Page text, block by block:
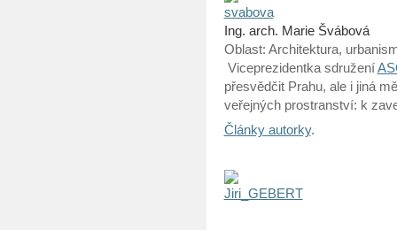
Ing. arch. Marie Švábová
Oblast: Architektura,
Viceprezidentka sdružení
přesvědčit Prahu, ale i jiná
veřejných prostranství: k
Články autorky.